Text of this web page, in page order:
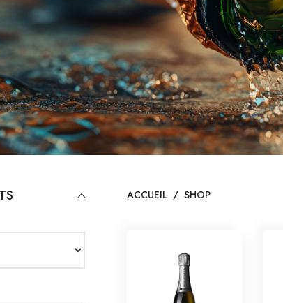
ACCUEIL / SHOP